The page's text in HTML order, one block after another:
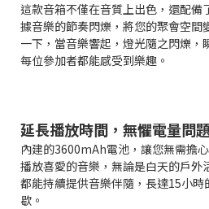
這款音箱不僅在音質上出色，還配備
據音樂的節奏閃爍，將您的聚會空間
一下，當音樂響起，燈光隨之閃爍，
每位參加者都能感受到樂趣。
延長播放時間，無懼電量問
內建的3600mAh電池，讓您無需擔
播放喜愛的音樂，無論是白天的戶外
都能持續提供音樂伴隨，長達15小
歇。